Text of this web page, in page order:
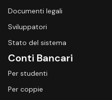
Documenti legali
Sviluppatori
Stato del sistema
Conti Bancari
Per studenti
Per coppie